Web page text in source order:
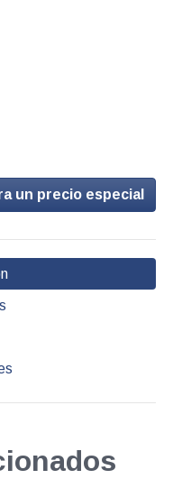
un precio especial